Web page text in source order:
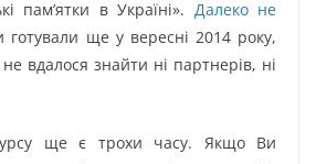
пам’ятки в Україні». Далеко не
готували ще у вересні 2014 року,
вдалося знайти ні партнерів, ні
ще є трохи часу. Якщо Ви